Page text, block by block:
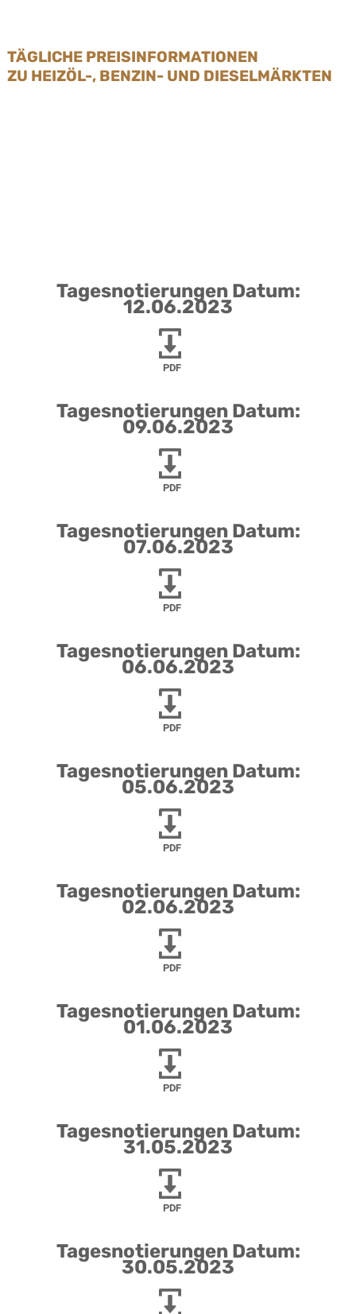
TÄGLICHE PREISINFORMATIONEN
ZU HEIZÖL-, BENZIN- UND DIESELMÄRKTEN
Tagesnotierungen Datum:
12.06.2023
PDF
Tagesnotierungen Datum:
09.06.2023
PDF
Tagesnotierungen Datum:
07.06.2023
PDF
Tagesnotierungen Datum:
06.06.2023
PDF
Tagesnotierungen Datum:
05.06.2023
PDF
Tagesnotierungen Datum:
02.06.2023
PDF
Tagesnotierungen Datum:
01.06.2023
PDF
Tagesnotierungen Datum:
31.05.2023
PDF
Tagesnotierungen Datum:
30.05.2023